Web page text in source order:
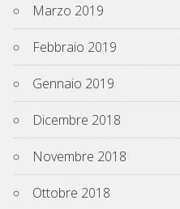
Marzo 2019
Febbraio 2019
Gennaio 2019
Dicembre 2018
Novembre 2018
Ottobre 2018